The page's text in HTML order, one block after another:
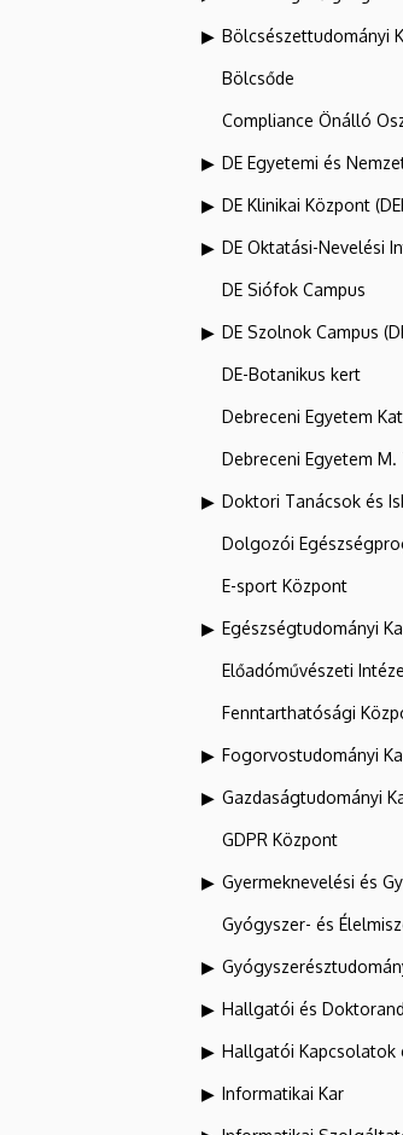
Bölcsészettudományi
Bölcsőde
Compliance Önálló
DE Egyetemi és
DE Klinikai Központ
DE Oktatási-Nevelési
DE Siófok Campus
DE Szolnok Campus
DE-Botanikus kert
Debreceni Egyetem
Debreceni Egyetem
Doktori Tanácsok és
Dolgozói
E-sport Központ
Egészségtudományi
Előadóművészeti
Fenntarthatósági
Fogorvostudományi
Gazdaságtudományi
GDPR Központ
Gyermeknevelési és
Gyógyszer- és
Hallgatói és
Hallgatói Kapcsolatok
Informatikai Kar